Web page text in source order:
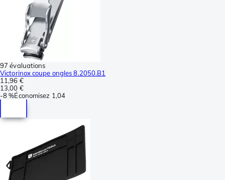
97 évaluations
Victorinox coupe ongles 8.2050.B1
11,96 €
13,00 €
-8 %Économisez 1,04